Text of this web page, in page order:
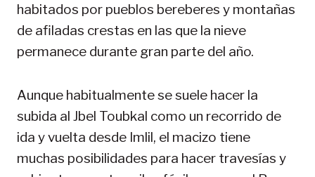
habitados por pueblos bereberes y montañas
de afiladas crestas en las que la nieve
permanece durante gran parte del año.
Aunque habitualmente se suele hacer la
subida al Jbel Toubkal como un recorrido de
ida y vuelta desde Imlil, el macizo tiene
muchas posibilidades para hacer travesías y